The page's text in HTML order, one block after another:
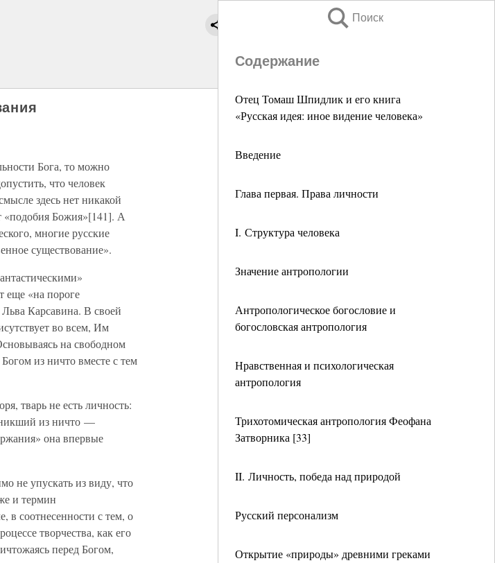
Поиск
Содержание
Отец Томаш Шпидлик и его книга
«Русская идея: иное видение человека»
Введение
Глава первая. Права личности
I. Структура человека
Значение антропологии
Антропологическое богословие и
богословская антропология
Нравственная и психологическая
антропология
Трихотомическая антропология Феофана
Затворника [33]
II. Личность, победа над природой
Русский персонализм
Открытие «природы» древними греками
Бога, то можно
что человек
здесь нет никакой
«подобия Божия»[141]. А
многие русские
существование».
еще «на пороге
Карсавина. В своей
во всем, Им
на свободном
из ничто вместе с тем
тварь не есть личность:
из ничто —
она впервые
не упускать из виду, что
и термин
в соотнесенности с тем, о
творчества, как его
перед Богом,